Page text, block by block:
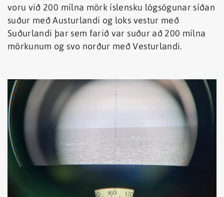
voru við 200 mílna mörk íslensku lögsögunar síðan
suður með Austurlandi og loks vestur með
Suðurlandi þar sem farið var suður að 200 mílna
mörkunum og svo norður með Vesturlandi.